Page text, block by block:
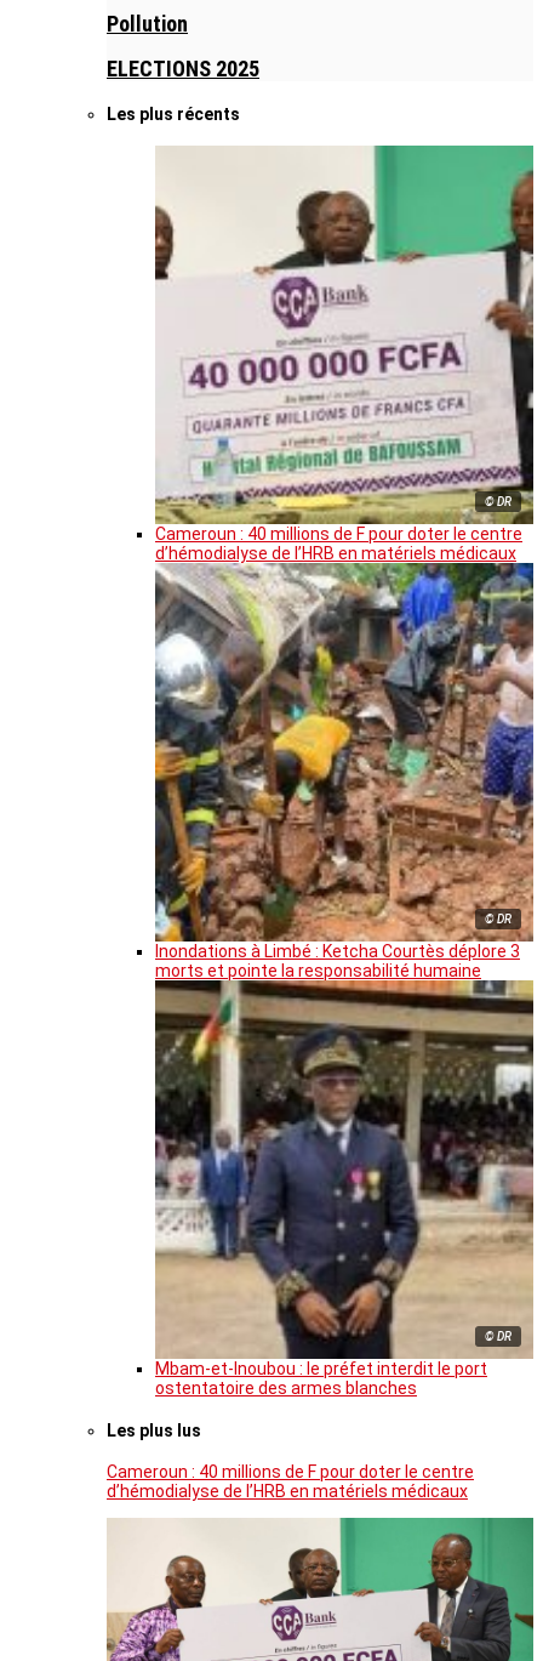
Pollution
ELECTIONS 2025
Les plus récents
© DR
Cameroun : 40 millions de F pour doter le centre
d’hémodialyse de l’HRB en matériels médicaux
© DR
Inondations à Limbé : Ketcha Courtès déplore 3
morts et pointe la responsabilité humaine
© DR
Mbam-et-Inoubou : le préfet interdit le port
ostentatoire des armes blanches
Les plus lus
Cameroun : 40 millions de F pour doter le centre
d’hémodialyse de l’HRB en matériels médicaux